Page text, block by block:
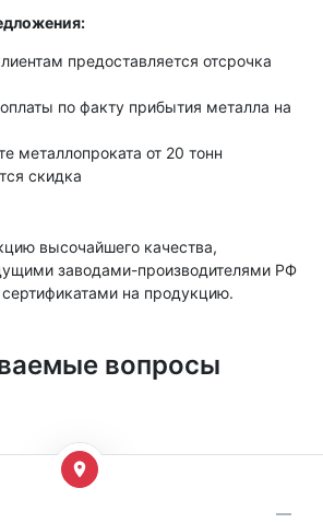
предоставляется отсрочка
по факту прибытия металла на
металлопроката от 20 тонн
скидка
высочайшего качества,
заводами-производителями РФ
на продукцию.
вопросы